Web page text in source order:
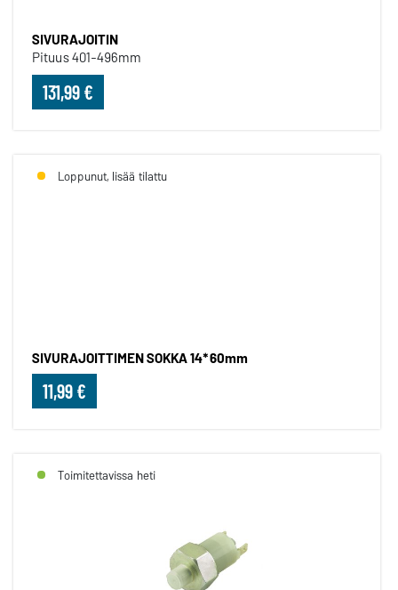
SIVURAJOITIN
Pituus 401-496mm
131,99 €
Loppunut, lisää tilattu
SIVURAJOITTIMEN SOKKA 14*60mm
11,99 €
Toimitettavissa heti